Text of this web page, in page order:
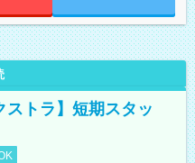
トラ】短期スタッ